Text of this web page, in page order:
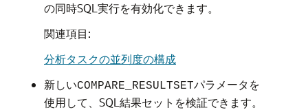
の同時SQL実行を有効化できます。
関連項目:
分析タスクの並列度の構成
新しいCOMPARE_RESULTSETパラメータを
使用して、SQL結果セットを検証できます。